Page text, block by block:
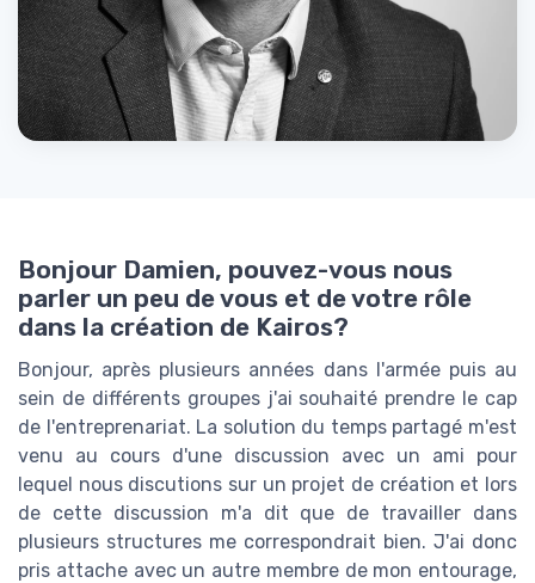
Bonjour Damien, pouvez-vous nous
parler un peu de vous et de votre rôle
dans la création de Kairos?
Bonjour, après plusieurs années dans l'armée puis au
sein de différents groupes j'ai souhaité prendre le cap
de l'entreprenariat. La solution du temps partagé m'est
venu au cours d'une discussion avec un ami pour
lequel nous discutions sur un projet de création et lors
de cette discussion m'a dit que de travailler dans
plusieurs structures me correspondrait bien. J'ai donc
pris attache avec un autre membre de mon entourage,